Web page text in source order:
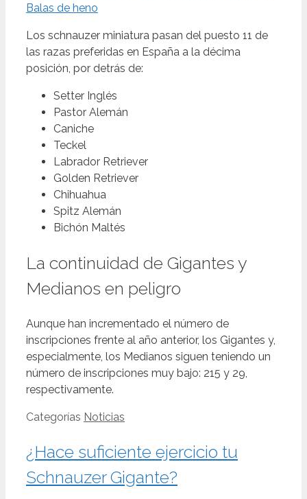
Los schnauzer miniatura pasan del puesto 11 de
las razas preferidas en España a la décima
posición, por detrás de:
Setter Inglés
Pastor Alemán
Caniche
Teckel
Labrador Retriever
Golden Retriever
Chihuahua
Spitz Alemán
Bichón Maltés
La continuidad de Gigantes y
Medianos en peligro
Aunque han incrementado el número de
inscripciones frente al año anterior, los Gigantes y,
especialmente, los Medianos siguen teniendo un
número de inscripciones muy bajo: 215 y 29,
respectivamente.
Categorías Noticias
¿Hace suficiente ejercicio tu
Schnauzer Gigante?